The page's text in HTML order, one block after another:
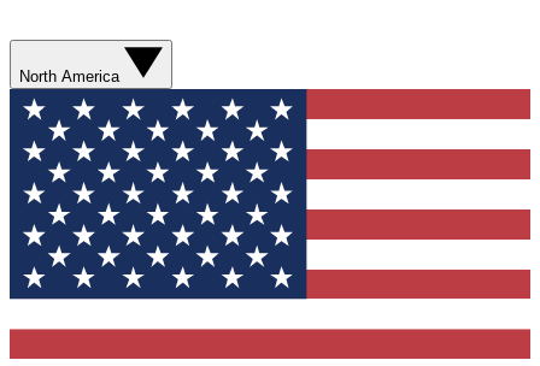
North America